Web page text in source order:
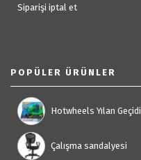
Siparişi iptal et
POPÜLER ÜRÜNLER
Hotwheels Yılan Geçidi
Çalışma sandalyesi